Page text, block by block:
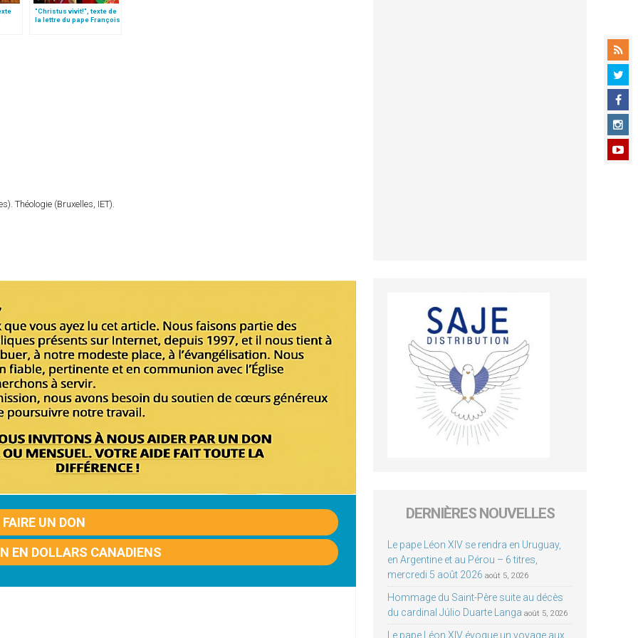
"Christus vivit!", texte de
la lettre du pape François
Théologie (Bruxelles, IET).
FAIRE UN DON
EN DOLLARS CANADIENS
DERNIÈRES NOUVELLES
Le pape Léon XIV se rendra en Uruguay,
en Argentine et au Pérou – 6 titres,
mercredi 5 août 2026 août 5, 2026
Hommage du Saint-Père suite au décès
du cardinal Júlio Duarte Langa août 5, 2026
Le pape Léon XIV évoque un voyage aux